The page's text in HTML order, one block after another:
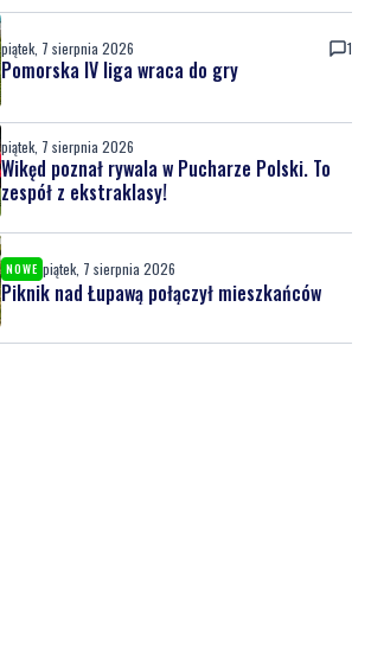
piątek, 7 sierpnia 2026 1
Pomorska IV liga wraca do gry
piątek, 7 sierpnia 2026
Wikęd poznał rywala w Pucharze Polski. To
zespół z ekstraklasy!
NOWE piątek, 7 sierpnia 2026
Piknik nad Łupawą połączył mieszkańców